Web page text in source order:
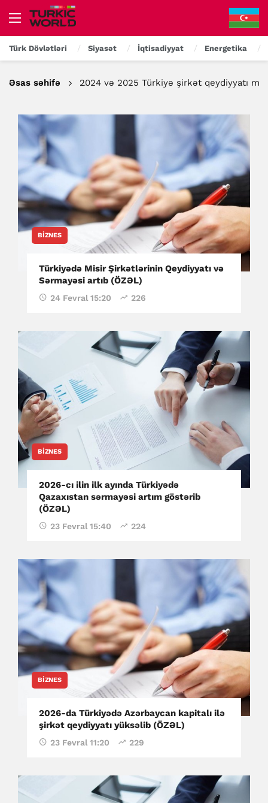
Türk Dövlətləri Siyasət İqtisadiyyat Energetika
Əsas səhifə 2024 və 2025 Türkiyə şirkət qeydiyyatı
BIZNES
Türkiyədə Misir Şirkətlərinin Qeydiyyatı və
Sərmayəsi artıb (ÖZƏL)
24 Fevral 15:20 226
BIZNES
2026-cı ilin ilk ayında Türkiyədə
Qazaxıstan sərmayəsi artım göstərib
(ÖZƏL)
23 Fevral 15:40 224
BIZNES
2026-da Türkiyədə Azərbaycan kapitalı ilə
şirkət qeydiyyatı yüksəlib (ÖZƏL)
23 Fevral 11:20 229